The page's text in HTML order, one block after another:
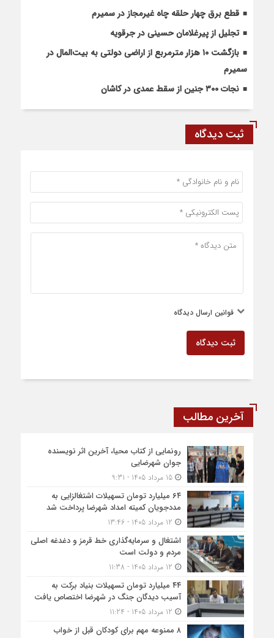
قطع برق چهار حلقه چاه غیرمجاز در سمیرم
تجلیل از پیرغلامان حسینی در جرقویه
بازگشت ۱۰ هزار مترمربع از اراضی دولتی به بیت‌المال در
سمیرم
نجات ۳۰۰ جنین از سقط عمدی در کاشان
ثبت دیدگاه
قوانین ارسال دیدگاه
ثبت دیدگاه
آخرین مطالب
رونمایی از کتاب محیا، آخرین اثر نویسنده
جوان شهرضایی
15 مرداد 1405 - 9:31
۶۴ میلیارد تومان تسهیلات اشتغالزایی به
مددجویان کمیته امداد شهرضا پرداخت شد
اشتغال و سرمایه‌گذاری خط قرمز و دغدغه اصلی
مردم و دولت است
۴۴ میلیارد تومان تسهیلات بنیاد برکت به
آسیب دیدگان جنگ در شهرضا اختصاص یافت
۸ ممنوعه مهم برای کودکان قبل از خواب